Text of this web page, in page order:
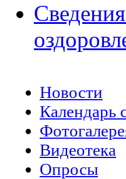
Новости
Календарь
Видеотека
Опросы